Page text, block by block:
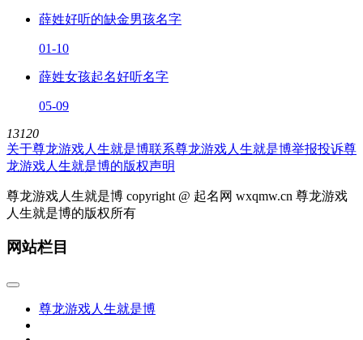
薛姓好听的缺金男孩名字
01-10
薛姓女孩起名好听名字
05-09
13120
关于尊龙游戏人生就是博联系尊龙游戏人生就是博举报投诉尊
龙游戏人生就是博的版权声明
尊龙游戏人生就是博 copyright @ 起名网 wxqmw.cn 尊龙游戏
人生就是博的版权所有
网站栏目
尊龙游戏人生就是博